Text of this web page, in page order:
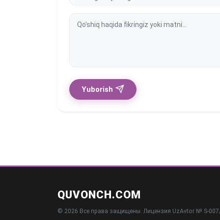
Yuborish
QUVONCH.COM
© 2026 Все права защищены. Лицензия UzAvtor № S-